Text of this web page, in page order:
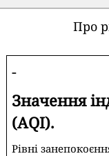
Про
-
Значення
(AQI).
Рівні